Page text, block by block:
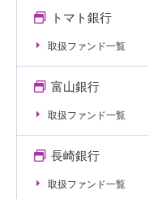
トマト銀行
取扱ファンド一覧
富山銀行
取扱ファンド一覧
長崎銀行
取扱ファンド一覧